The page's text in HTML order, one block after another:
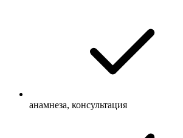
анамнеза, консультация